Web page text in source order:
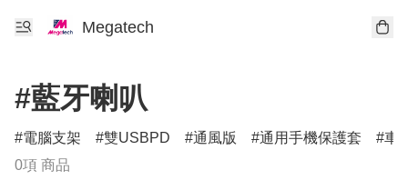
Megatech
#藍牙喇叭
電腦支架 雙USBPD 通風版 通用手機保護套
車
0項 商品